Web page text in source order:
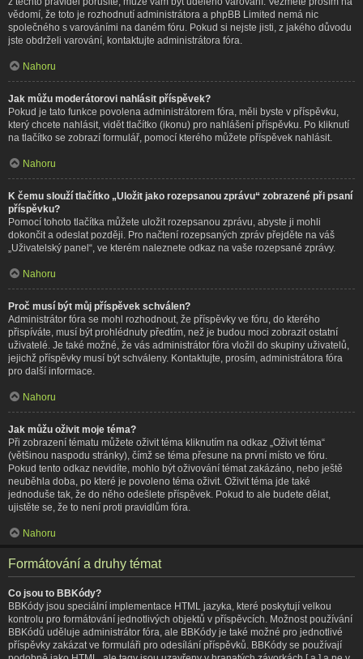
vědomí, že toto je rozhodnutí administrátora a phpBB Limited nemá nic
společného s varováními na daném fóru. Pokud si nejste jisti, z jakého důvodu
jste obdrželi varování, kontaktujte administrátora fóra.
Nahoru
Jak můžu moderátorovi nahlásit příspěvek?
Pokud je tato funkce povolena administrátorem fóra, měli byste v příspěvku,
který chcete nahlásit, vidět tlačítko (ikonu) pro nahlášení příspěvku. Po kliknutí
na tlačítko se zobrazí formulář, pomocí kterého můžete příspěvek nahlásit.
Nahoru
K čemu slouží tlačítko „Uložit jako rozepsanou zprávu“ zobrazené při psaní
příspěvku?
Pomocí tohoto tlačítka můžete uložit rozepsanou zprávu, abyste ji mohli
dokončit a odeslat později. Pro načtení rozepsaných zpráv přejděte na váš
„Uživatelský panel“, ve kterém naleznete odkaz na vaše rozepsané zprávy.
Nahoru
Proč musí být můj příspěvek schválen?
Administrátor fóra se mohl rozhodnout, že příspěvky ve fóru, do kterého
přispíváte, musí být prohlédnuty předtím, než je budou moci zobrazit ostatní
uživatelé. Je také možné, že vás administrátor fóra vložil do skupiny uživatelů,
jejichž příspěvky musí být schváleny. Kontaktujte, prosím, administrátora fóra
pro další informace.
Nahoru
Jak můžu oživit moje téma?
Při zobrazení tématu můžete oživit téma kliknutím na odkaz „Oživit téma“
(většinou naspodu stránky), čímž se téma přesune na první místo ve fóru.
Pokud tento odkaz nevidíte, mohlo být oživování témat zakázáno, nebo ještě
neuběhla doba, po které je povoleno téma oživit. Oživit téma jde také
jednoduše tak, že do něho odešlete příspěvek. Pokud to ale budete dělat,
ujistěte se, že to není proti pravidlům fóra.
Nahoru
Formátování a druhy témat
Co jsou to BBKódy?
BBKódy jsou speciální implementace HTML jazyka, které poskytují velkou
kontrolu pro formátování jednotlivých objektů v příspěvcích. Možnost používání
BBKódů uděluje administrátor fóra, ale BBKódy je také možné pro jednotlivé
příspěvky zakázat ve formuláři pro odesílání příspěvků. BBKódy se používají